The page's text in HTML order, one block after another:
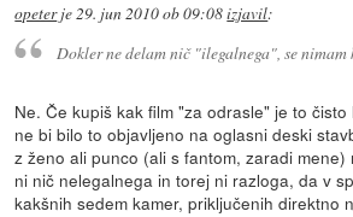
opeterje29. jun 2010 ob 09:08izjavil:
Dokler ne delam nič "ilegalnega", se
Ne. Če kupiš kak film "za odrasle" je to
ne bi bilo to objavljeno na oglasni deski
z ženo ali punco (ali s fantom, zaradi
ni nič nelegalnega in torej ni razloga, da v
kakšnih sedem kamer, priključenih direktno